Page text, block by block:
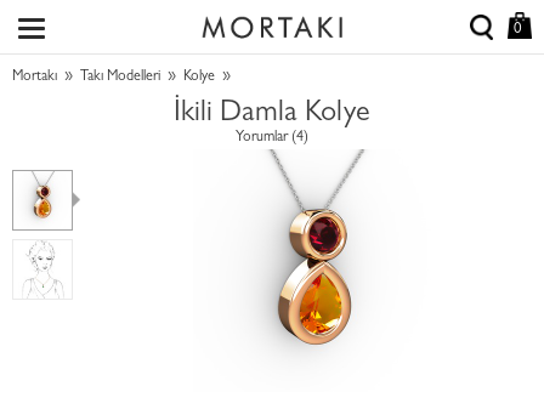
0
Mortakı » Takı Modelleri » Kolye »
İkili Damla Kolye
Yorumlar (4)